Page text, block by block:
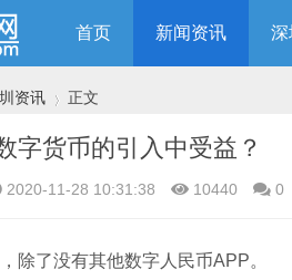
首页 新闻资讯 深
资讯
›
正文
字货币的引入中受益？
2020-11-28 10:31:38 10440 0
除了没有其他数字人民币APP。